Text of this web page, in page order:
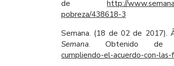
dehttp://
pobreza/438618-3
Semana. (18 de 02 de 2017).
Semana. Obtenido
cumpliendo-el-acuerdo-con-